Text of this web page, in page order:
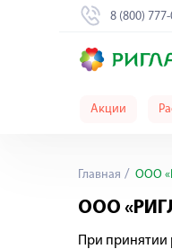
8 (800)
Акции
Главная ООО
ООО
При принятии